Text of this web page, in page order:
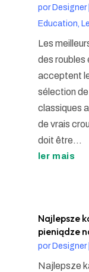
por Designer|
Education,
Les
des roubles
acceptent
sélection
classiques
de vrais
doit être...
ler mais
Najlepsze
pieniądze
por Designer|
Najlepsze